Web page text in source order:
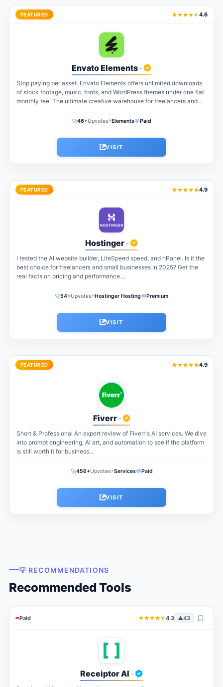
FEATURED 4.6
Envato Elements-
Stop paying per asset. Envato Elements offers unlimited downloads
of stock footage, music, fonts, and WordPress themes under one flat
monthly fee. The ultimate creative warehouse for freelancers and
🚀46+Upvotes⚡Elements💬Paid
VISIT
FEATURED 4.9
Hostinger-
I tested the AI website builder, LiteSpeed speed, and hPanel. Is it the
best choice for freelancers and small businesses in 2025? Get the
real facts on pricing and performance....
🚀54+Upvotes⚡Hostinger Hosting💬Premium
VISIT
FEATURED 4.9
Fiverr-
Short & Professional An expert review of Fiverr's AI services. We dive
into prompt engineering, AI art, and automation to see if the platform
is still worth it for business...
🚀456+Upvotes⚡Services💬Paid
VISIT
💡 RECOMMENDATIONS
Recommended Tools
Paid 4.3 ▲43
Receiptor AI -